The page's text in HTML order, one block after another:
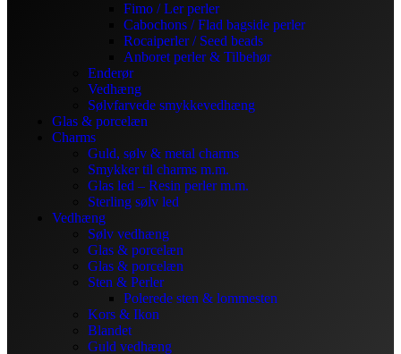
Fimo / Ler perler
Cabochons / Flad bagside perler
Rocaiperler / Seed beads
Anboret perler & Tilbehør
Enderør
Vedhæng
Sølvfarvede smykkevedhæng
Glas & porcelæn
Charms
Guld, sølv & metal charms
Smykker til charms m.m.
Glas led – Resin perler m.m.
Sterling sølv led
Vedhæng
Sølv vedhæng
Glas & porcelæn
Glas & porcelæn
Sten & Perler
Polerede sten & lommesten
Kors & Ikon
Blandet
Guld vedhæng